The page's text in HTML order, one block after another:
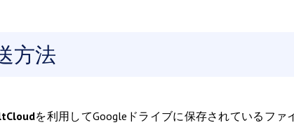
方法
を利用してGoogleドライブに保存されているファ